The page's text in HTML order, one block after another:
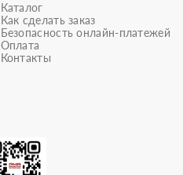
Каталог
Как сделать заказ
Безопасность онлайн-платежей
Оплата
Контакты